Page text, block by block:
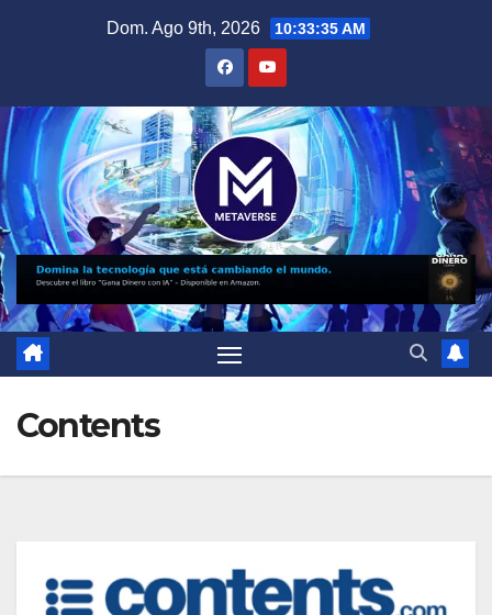
Dom. Ago 9th, 2026 10:33:37 AM
Contents